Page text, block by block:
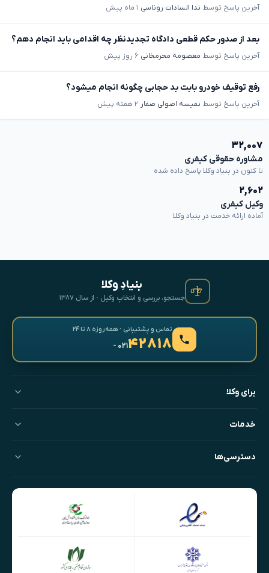
آخرین پاسخ توسط ندا السادات روناسی ۱ ماه پیش
بعد از صدور حکم قطعی دادگاه تجدیدنظر چه اقدامی باید انجام دهم؟
آخرین پاسخ توسط معصومه محرمخانی ۶ روز پیش
رفع توقیف خودرو بابت بد حجابی چگونه انجام میشود؟
آخرین پاسخ توسط نفیسه اصولی صفار ۲ هفته پیش
۳۲,۰۰۷
مشاوره حقوقی کیفری
تا کنون در بنیاد وکلا پاسخ داده شده
۲,۶۰۲
وکیل کیفری
آماده ارائه خدمت در بنیاد وکلا
بنیادِ وکلا
جستجو، بررسی و انتخابِ وکیل · از سال ۱۳۸۷
تماس و پشتیبانی · همه‌روزه ۸ تا ۲۴
۴۲۸۱۸- ۰۲۱
برای وکلا
خدمات
دسترسی‌ها